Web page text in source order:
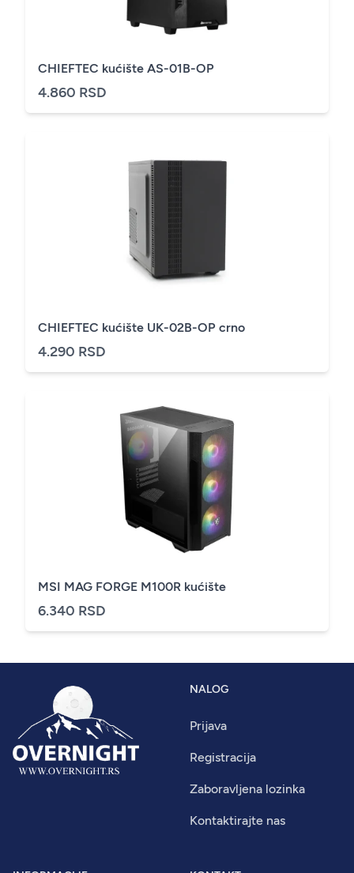
CHIEFTEC kućište AS-01B-OP
4.860 RSD
CHIEFTEC kućište UK-02B-OP crno
4.290 RSD
MSI MAG FORGE M100R kućište
6.340 RSD
NALOG
Prijava
Registracija
Zaboravljena lozinka
Kontaktirajte nas